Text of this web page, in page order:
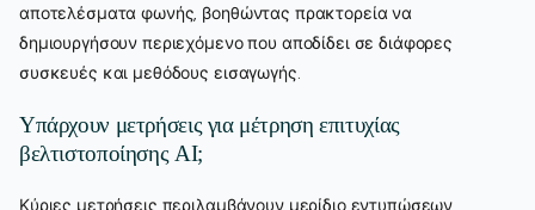
αποτελέσματα φωνής, βοηθώντας πρακτορεία να
δημιουργήσουν περιεχόμενο που αποδίδει σε διάφορες
συσκευές και μεθόδους εισαγωγής.
Υπάρχουν μετρήσεις για μέτρηση επιτυχίας
βελτιστοποίησης AI;
Κύριες μετρήσεις περιλαμβάνουν μερίδιο εντυπώσεων